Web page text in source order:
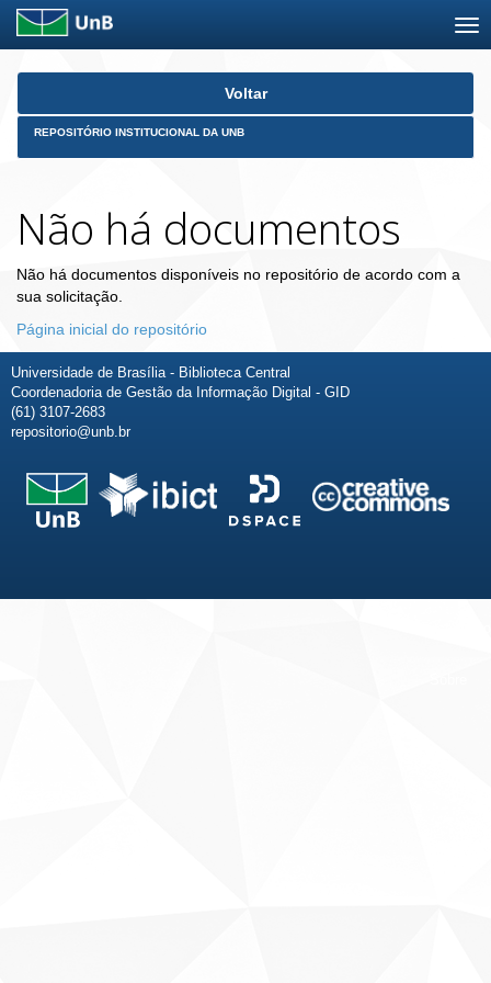
Skip
Voltar
REPOSITÓRIO INSTITUCIONAL DA UNB
Não há documentos
Não há documentos disponíveis no repositório de acordo com a
sua solicitação.
Página inicial do repositório
Universidade de Brasília - Biblioteca Central
Coordenadoria de Gestão da Informação Digital - GID
(61) 3107-2683
repositorio@unb.br